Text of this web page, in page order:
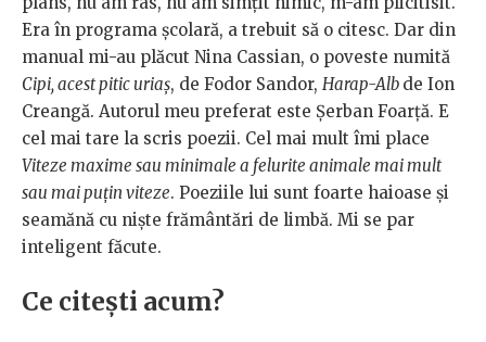
Era în programa școlară, a trebuit să o citesc. Dar din
manual mi-au plăcut Nina Cassian, o poveste numită
Cipi, acest pitic uriaș, de Fodor Sandor, Harap-Alb de Ion
Creangă. Autorul meu preferat este Șerban Foarță. E
cel mai tare la scris poezii. Cel mai mult îmi place
Viteze maxime sau minimale a felurite animale mai mult
sau mai puțin viteze. Poeziile lui sunt foarte haioase și
seamănă cu niște frământări de limbă. Mi se par
inteligent făcute.
Ce citești acum?